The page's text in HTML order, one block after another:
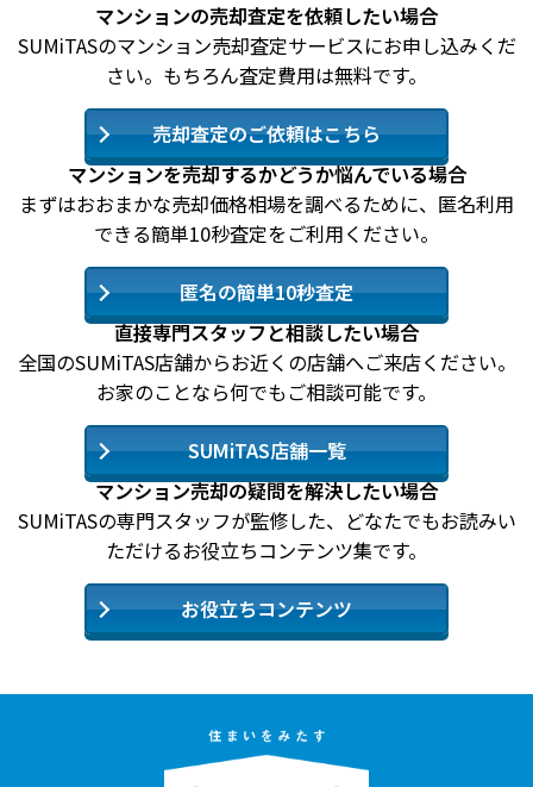
マンションの売却査定を依頼したい場合
SUMiTASのマンション売却査定サービスにお申し込みくだ
さい。もちろん査定費用は無料です。
売却査定のご依頼はこちら
マンションを売却するかどうか悩んでいる場合
まずはおおまかな売却価格相場を調べるために、匿名利用
できる簡単10秒査定をご利用ください。
匿名の簡単10秒査定
直接専門スタッフと相談したい場合
全国のSUMiTAS店舗からお近くの店舗へご来店ください。
お家のことなら何でもご相談可能です。
SUMiTAS店舗一覧
マンション売却の疑問を解決したい場合
SUMiTASの専門スタッフが監修した、どなたでもお読みい
ただけるお役立ちコンテンツ集です。
お役立ちコンテンツ